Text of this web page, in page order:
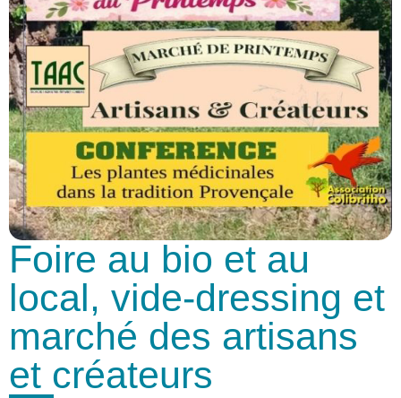
Foire au bio et au
local, vide-dressing et
marché des artisans
et créateurs